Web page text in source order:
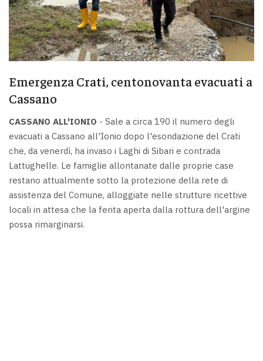
Emergenza Crati, centonovanta evacuati a
Cassano
CASSANO ALL'IONIO - Sale a circa 190 il numero degli
evacuati a Cassano all'Ionio dopo l'esondazione del Crati
che, da venerdì, ha invaso i Laghi di Sibari e contrada
Lattughelle. Le famiglie allontanate dalle proprie case
restano attualmente sotto la protezione della rete di
assistenza del Comune, alloggiate nelle strutture ricettive
locali in attesa che la ferita aperta dalla rottura dell'argine
possa rimarginarsi.